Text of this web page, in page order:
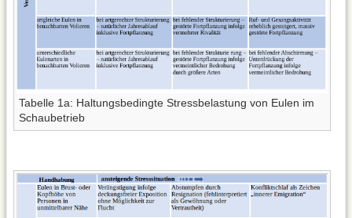
Tabelle 1a: Haltungsbedingte Stressbelastung von Eulen im
Schaubetrieb